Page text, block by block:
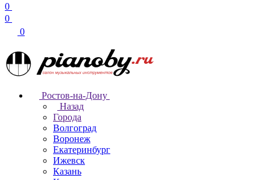
0
0
0
Ростов-на-Дону
Назад
Города
Волгоград
Воронеж
Екатеринбург
Ижевск
Казань